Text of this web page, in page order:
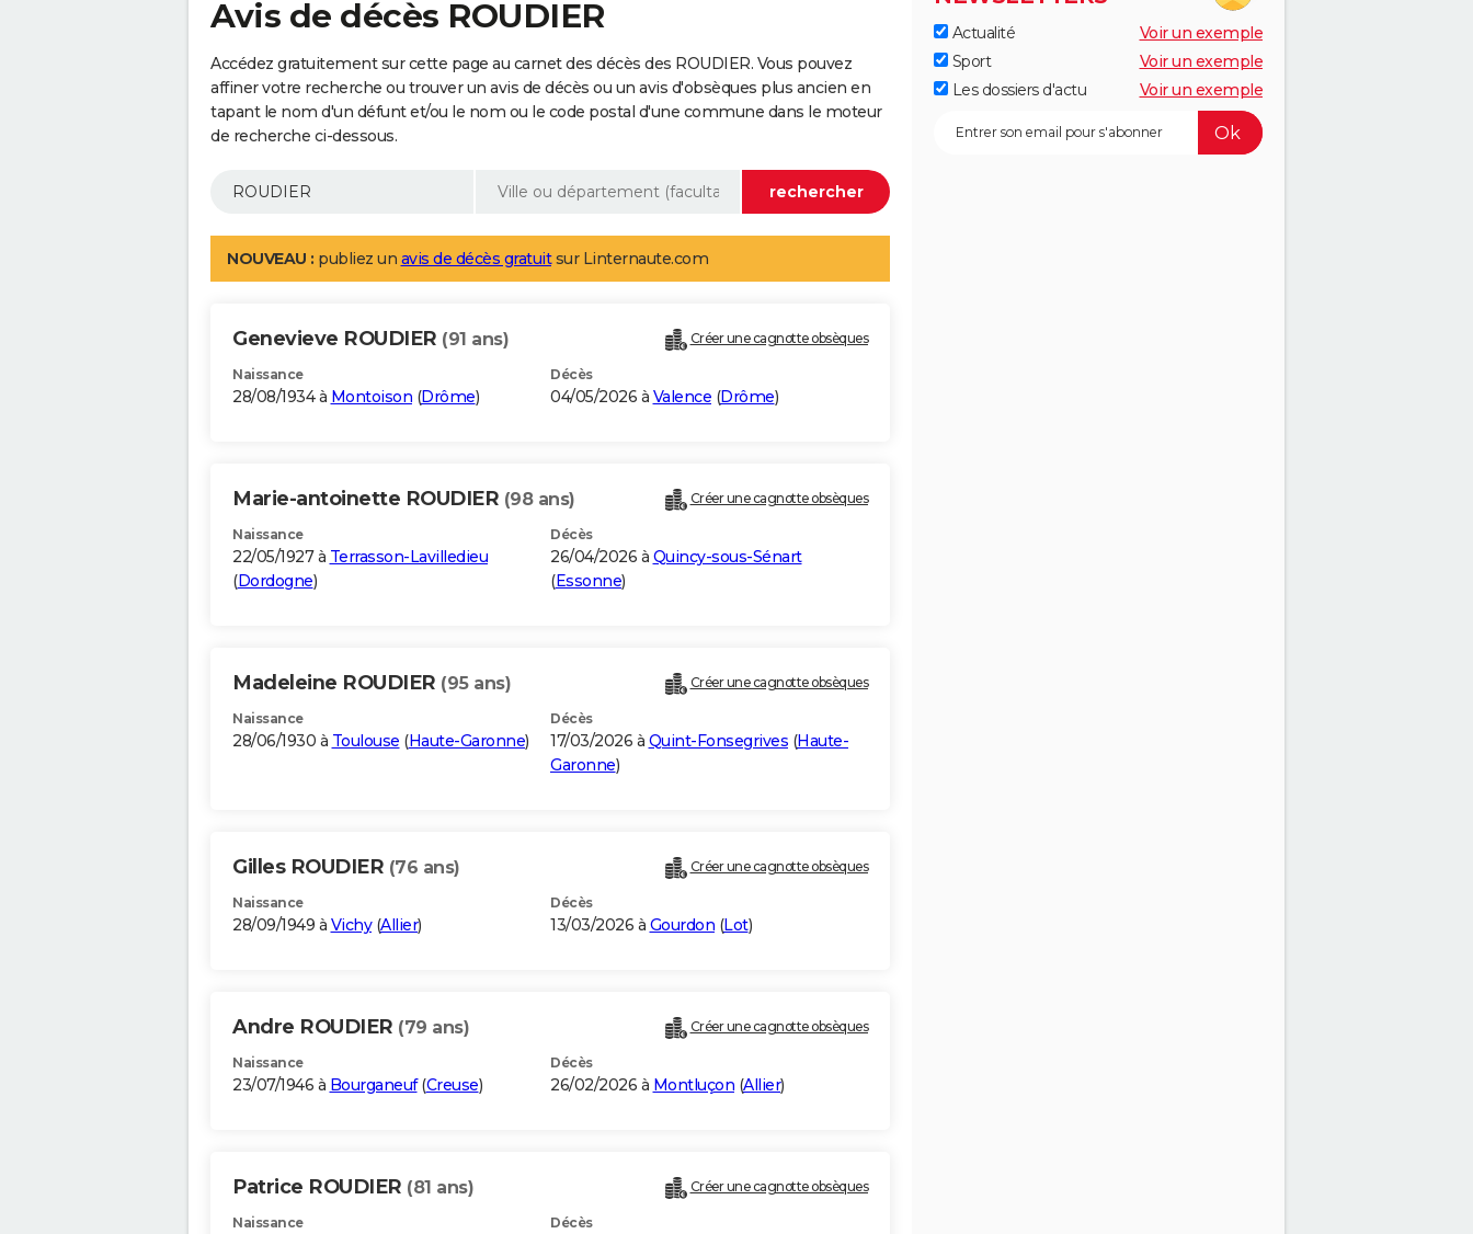
Avis de décès ROUDIER
Accédez gratuitement sur cette page au carnet des décès des ROUDIER. Vous pouvez
affiner votre recherche ou trouver un avis de décès ou un avis d'obsèques plus ancien en
tapant le nom d'un défunt et/ou le nom ou le code postal d'une commune dans le moteur
de recherche ci-dessous.
NOUVEAU : publiez un avis de décès gratuitsur Linternaute.com
Genevieve ROUDIER (91 ans) Créer une cagnotte obsèques
Naissance
28/08/1934 à Montoison (Drôme)
Décès
04/05/2026 à Valence (Drôme)
Marie-antoinette ROUDIER (98 ans) Créer une cagnotte obsèques
Naissance
22/05/1927 à Terrasson-Lavilledieu
(Dordogne)
Décès
26/04/2026 à Quincy-sous-Sénart
(Essonne)
Madeleine ROUDIER (95 ans) Créer une cagnotte obsèques
Naissance
28/06/1930 à Toulouse (Haute-Garonne)
Décès
17/03/2026 à Quint-Fonsegrives (Haute-
Garonne)
Gilles ROUDIER (76 ans) Créer une cagnotte obsèques
Naissance
28/09/1949 à Vichy(Allier)
Décès
13/03/2026 à Gourdon (Lot)
Andre ROUDIER (79 ans) Créer une cagnotte obsèques
Naissance
23/07/1946 à Bourganeuf(Creuse)
Décès
26/02/2026 à Montluçon (Allier)
Patrice ROUDIER (81 ans) Créer une cagnotte obsèques
Naissance Décès
Actualité
Voir un exemple
Sport
Voir un exemple
Les dossiers d'actu
Voir un exemple